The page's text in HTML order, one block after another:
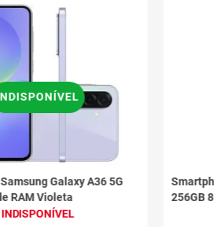
Galaxy A36 5G
RAM Violeta
INDISPONÍVEL
256GB